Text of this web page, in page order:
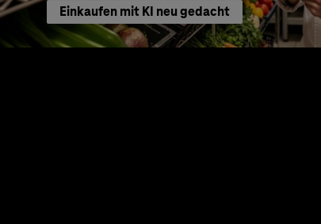
Einkaufen mit KI neu gedacht